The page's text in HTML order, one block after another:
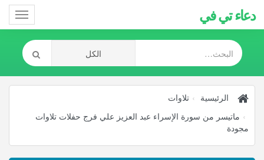
دعاء تي في
الرئيسية
تلاوات
ماتيسر من سورة الإسراء عبد العزيز علي فرج حفلات تلاوات
مجودة